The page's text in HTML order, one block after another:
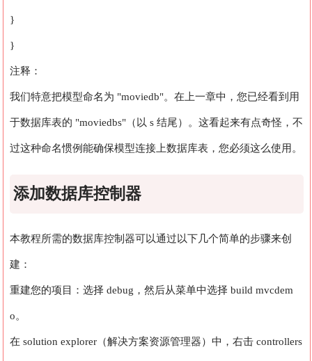
}
}
注释：
我们特意把模型命名为 "moviedb"。在上一章中，您已经看到用
于数据库表的 "moviedbs"（以 s 结尾）。这看起来有点奇怪，不
过这种命名惯例能确保模型连接上数据库表，您必须这么使用。
添加数据库控制器
本教程所需的数据库控制器可以通过以下几个简单的步骤来创
建：
重建您的项目：选择 debug，然后从菜单中选择 build mvcdem
o。
在 solution explorer（解决方案资源管理器）中，右击 controllers